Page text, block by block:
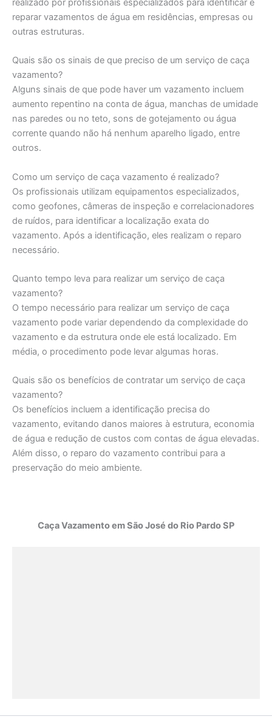
realizado por profissionais especializados para identificar e
reparar vazamentos de água em residências, empresas ou
outras estruturas.
Quais são os sinais de que preciso de um serviço de caça
vazamento?
Alguns sinais de que pode haver um vazamento incluem
aumento repentino na conta de água, manchas de umidade
nas paredes ou no teto, sons de gotejamento ou água
corrente quando não há nenhum aparelho ligado, entre
outros.
Como um serviço de caça vazamento é realizado?
Os profissionais utilizam equipamentos especializados,
como geofones, câmeras de inspeção e correlacionadores
de ruídos, para identificar a localização exata do
vazamento. Após a identificação, eles realizam o reparo
necessário.
Quanto tempo leva para realizar um serviço de caça
vazamento?
O tempo necessário para realizar um serviço de caça
vazamento pode variar dependendo da complexidade do
vazamento e da estrutura onde ele está localizado. Em
média, o procedimento pode levar algumas horas.
Quais são os benefícios de contratar um serviço de caça
vazamento?
Os benefícios incluem a identificação precisa do
vazamento, evitando danos maiores à estrutura, economia
de água e redução de custos com contas de água elevadas.
Além disso, o reparo do vazamento contribui para a
preservação do meio ambiente.
Caça Vazamento em São José do Rio Pardo SP